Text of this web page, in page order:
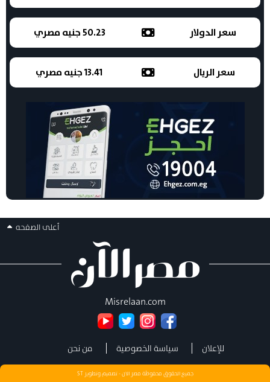
سعر الدولار 50.23 جنيه مصري
سعر الريال 13.41 جنيه مصري
أعلى الصفحه
Misrelaan.com
للإعلان سياسة الخصوصية من نحن
جميع الحقوق محفوظة مصر الان - تصميم وتطويرST